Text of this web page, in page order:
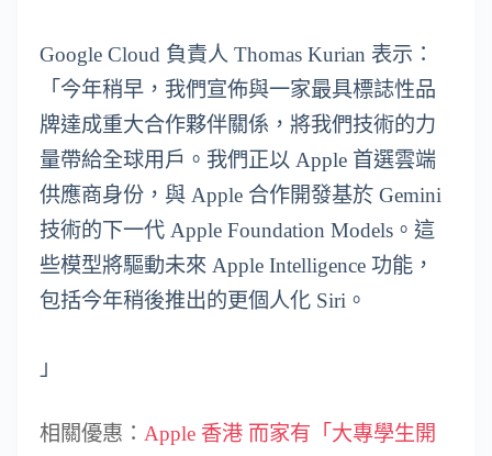
Google Cloud 負責人 Thomas Kurian 表示：
「今年稍早，我們宣佈與一家最具標誌性品
牌達成重大合作夥伴關係，將我們技術的力
量帶給全球用戶。我們正以 Apple 首選雲端
供應商身份，與 Apple 合作開發基於 Gemini
技術的下一代 Apple Foundation Models。這
些模型將驅動未來 Apple Intelligence 功能，
包括今年稍後推出的更個人化 Siri。
」
相關優惠： Apple 香港 而家有「大專學生開